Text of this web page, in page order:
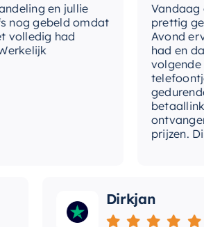
en jullie
gebeld omdat
had
Vandaag
prettig
Avond
had en dat
volgende
telefoontje.
gedurende
betaallink.
ontvangen
prijzen.
Dirkjan